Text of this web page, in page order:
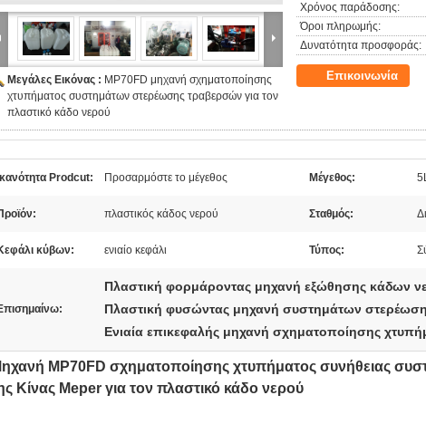
Μεγάλες Εικόνας : MP70FD μηχανή σχηματοποίησης
χτυπήματος συστημάτων στερέωσης τραβερσών για τον
πλαστικό κάδο νερού
Χρόνος παράδοσης:
Όροι πληρωμής:
Δυνατότητα προσφοράς:
Επικοινωνία
Ικανότητα Prodcut: Προσαρμόστε το μέγεθος Μέγεθος:
πλαστικός κάδος νερού Σταθμός:
κύβων: ενιαίο κεφάλι Τύπος:
Πλαστική φορμάροντας μηχανή εξώθησης κάδων
Πλαστική φυσώντας μηχανή συστημάτων
Ενιαία επικεφαλής μηχανή σχηματοποίησης
MP70FD σχηματοποίησης χτυπήματος συνήθειας
Κίνας Meper για τον πλαστικό κάδο νερού